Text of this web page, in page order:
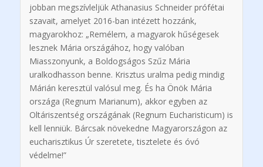
jobban megszívleljük Athanasius Schneider prófétai
szavait, amelyet 2016-ban intézett hozzánk,
magyarokhoz: „Remélem, a magyarok hűségesek
lesznek Mária országához, hogy valóban
Miasszonyunk, a Boldogságos Szűz Mária
uralkodhasson benne. Krisztus uralma pedig mindig
Márián keresztül valósul meg. És ha Önök Mária
országa (Regnum Marianum), akkor egyben az
Oltáriszentség országának (Regnum Eucharisticum) is
kell lenniük. Bárcsak növekedne Magyarországon az
eucharisztikus Úr szeretete, tisztelete és óvó
védelme!”